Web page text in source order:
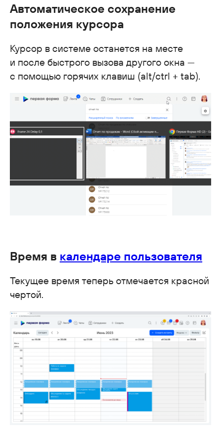
Автоматическое сохранение
положения курсора
Курсор в системе останется на месте
и после быстрого вызова другого окна —
с помощью горячих клавиш (alt/ctrl + tab).
Время в календаре пользователя
Текущее время теперь отмечается красной
чертой.